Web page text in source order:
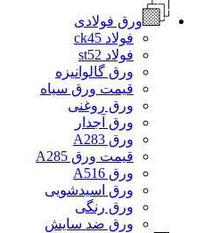
ورق فولادی
فولاد ck45
فولاد st52
ورق گالوانیزه
قیمت ورق سیاه
ورق روغنی
ورق آجدار
ورق A283
قیمت ورق A285
ورق A516
ورق اسیدشویی
ورق رنگی
ورق ضد سایش